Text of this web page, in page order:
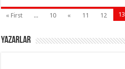
« First ... 10 « 11 12 13
YAZARLAR